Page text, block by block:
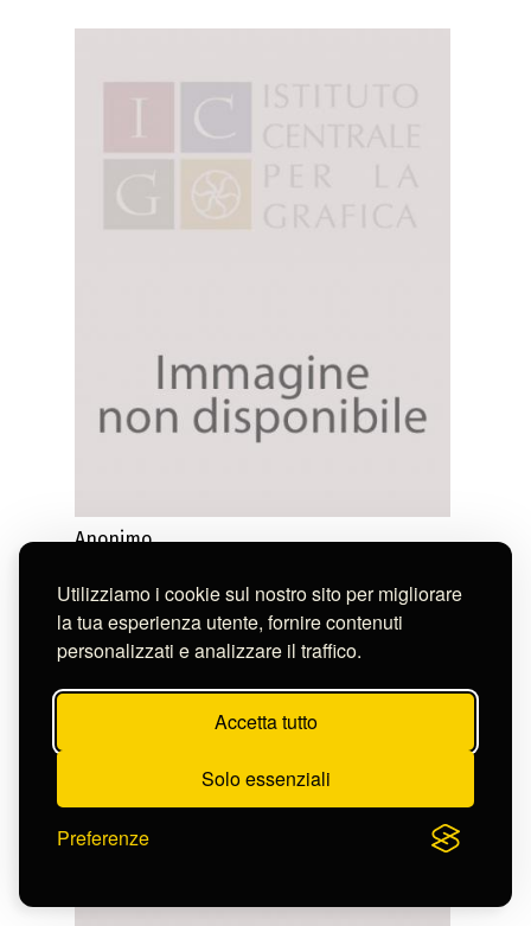
Utilizziamo i cookie sul nostro sito per migliorare
la tua esperienza utente, fornire contenuti
personalizzati e analizzare il traffico.
Accetta tutto
Solo essenziali
Preferenze
Anonimo